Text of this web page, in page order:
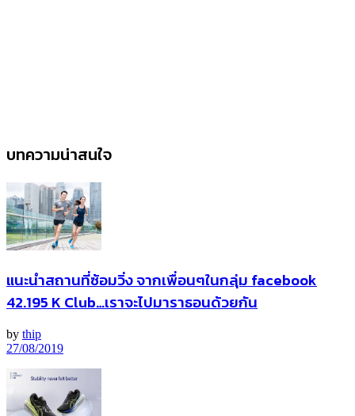
บทความน่าสนใจ
แนะนำสถานที่ซ้อมวิ่ง จากเพื่อนๆในกลุ่ม facebook
42.195 K Club…เราจะไปมาราธอนด้วยกัน
by thip
27/08/2019